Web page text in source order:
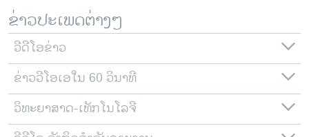
ພາສາຕ່າງໆ
ຂ່າວປະເພດຕ່າງໆ
ວີດີໂອຂ່າວ
ຂ່າວວີໂອເອໃນ 60 ວິນາທີ
ວິທະຍາສາດ-ເທັກໂນໂລຈີ